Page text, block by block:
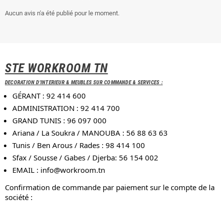
Aucun avis n'a été publié pour le moment.
STE WORKROOM TN
DECORATION D'INTERIEUR & MEUBLES SUR COMMANDE & SERVICES :
GÉRANT : 92 414 600
ADMINISTRATION : 92 414 700
GRAND TUNIS : 96 097 000
Ariana / La Soukra / MANOUBA : 56 88 63 63
Tunis / Ben Arous / Rades : 98 414 100
Sfax / Sousse / Gabes / Djerba: 56 154 002
EMAIL : info@workroom.tn
Confirmation de commande par paiement sur le compte de la
société :